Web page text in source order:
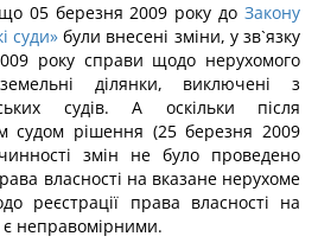
05 березня 2009 року до Закону
суди»були внесені зміни, у зв`язку
року справи щодо нерухомого
ділянки, виключені з
судів. А оскільки після
судом рішення (25 березня 2009
змін не було проведено
власності на вказане нерухоме
реєстрації права власності на
неправомірними.